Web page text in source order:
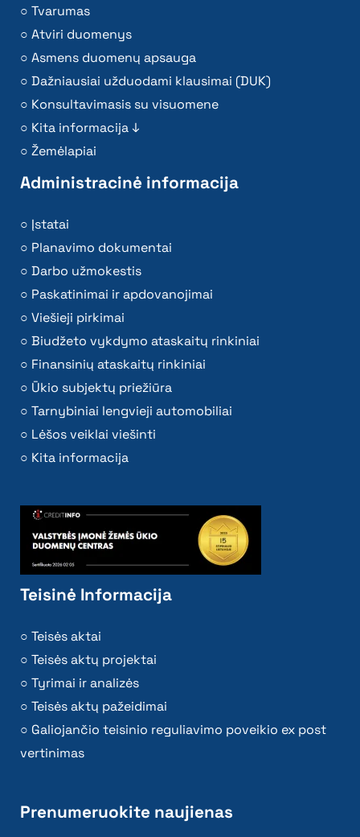
Tvarumas
Atviri duomenys
Asmens duomenų apsauga
Dažniausiai užduodami klausimai (DUK)
Konsultavimasis su visuomene
Kita informacija ↓
Žemėlapiai
Administracinė informacija
Įstatai
Planavimo dokumentai
Darbo užmokestis
Paskatinimai ir apdovanojimai
Viešieji pirkimai
Biudžeto vykdymo ataskaitų rinkiniai
Finansinių ataskaitų rinkiniai
Ūkio subjektų priežiūra
Tarnybiniai lengvieji automobiliai
Lėšos veiklai viešinti
Kita informacija
Teisinė Informacija
Teisės aktai
Teisės aktų projektai
Tyrimai ir analizės
Teisės aktų pažeidimai
Galiojančio teisinio reguliavimo poveikio ex post
vertinimas
Prenumeruokite naujienas